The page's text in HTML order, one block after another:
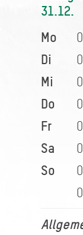
31.12.
Mo
Di
Mi
Do
Fr
Sa
So